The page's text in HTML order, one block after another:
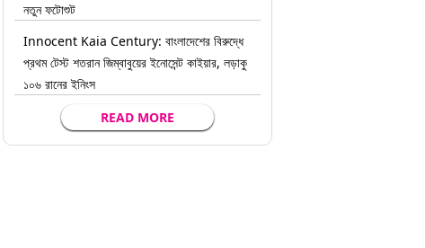
নতুন ফটোশুট
Innocent Kaia Century: বাংলাদেশের বিরুদ্ধে
প্রথম টেস্ট শতরান জিম্বাবুয়ের ইনোসেন্ট কাইয়ার, লড়াকু
১০৬ রানের ইনিংস
READ MORE